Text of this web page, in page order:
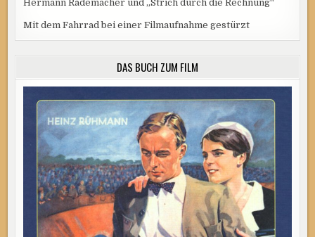
Hermann Rademacher und „Strich durch die Rechnung“
Mit dem Fahrrad bei einer Filmaufnahme gestürzt
DAS BUCH ZUM FILM